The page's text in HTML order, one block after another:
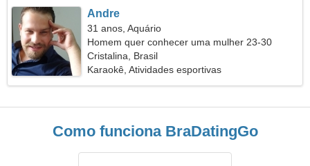
Andre
31 anos, Aquário
Homem quer conhecer uma mulher 23-30
Cristalina, Brasil
Karaokê, Atividades esportivas
Como funciona BraDatingGo